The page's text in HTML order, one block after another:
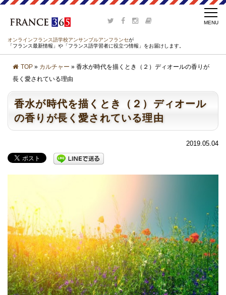
オンラインフランス語学校アンサンブルアンフランセが
「フランス最新情報」や「フランス語学習者に役立つ情報」をお届けします。
TOP » カルチャー » 香水が時代を描くとき（２）ディオールの香りが
長く愛されている理由
香水が時代を描くとき（２）ディオール
の香りが長く愛されている理由
2019.05.04